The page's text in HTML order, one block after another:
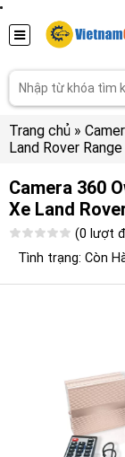
Trang chủ »
Land Rover
Camera 360
Xe Land
(0 lượt
Tình trạng: Còn